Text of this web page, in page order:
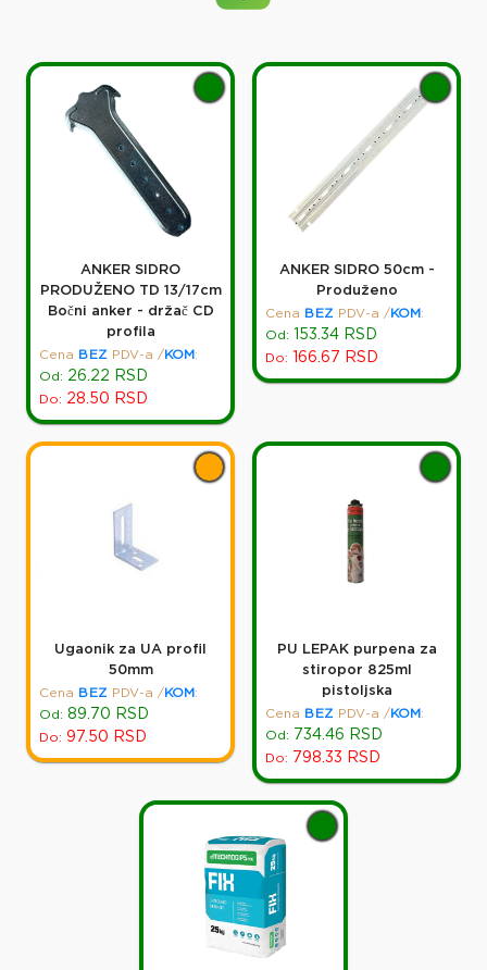
ANKER SIDRO
PRODUŽENO TD 13/17cm
Bočni anker - držač CD
profila
Cena
BEZ PDV-a / KOM :
Od: 26.22 RSD
Do: 28.50 RSD
ANKER SIDRO 50cm -
Produženo
Cena
BEZ PDV-a / KOM :
Od:
153.34 RSD
Do: 166.67 RSD
Ugaonik za UA profil
50mm
Cena
BEZ PDV-a / KOM :
Od: 89.70 RSD
Do: 97.50 RSD
PU LEPAK purpena za
stiropor 825ml
pistoljska
Cena
BEZ PDV-a / KOM :
Od:
734.46 RSD
Do: 798.33 RSD